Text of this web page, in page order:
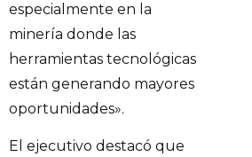
especialmente en la
minería donde las
herramientas tecnológicas
están generando mayores
oportunidades».
El ejecutivo destacó que